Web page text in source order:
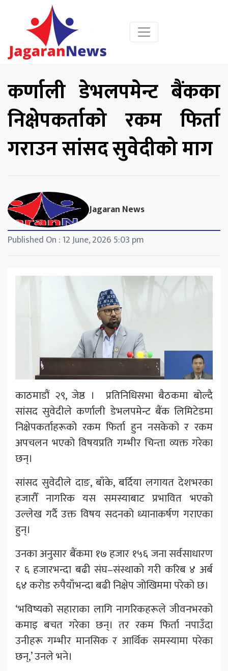
कर्णाली डेभलपमेन्ट बैंकका
निक्षेपकर्ताको रकम फिर्ता
गराउन सांसद सुवेदीको माग
Jagaran News
Published On : 12 June, 2026 5:03 pm
काठमाडौं २९, जेष्ठ । प्रतिनिधिसभा बैठकमा बोल्दै
सांसद सुवेदीले कर्णाली डेभलपमेन्ट बैंक लिमिटेडमा
निक्षेपकर्ताहरूको रकम फिर्ता हुन नसकेको र रकम
अपचलन भएको विषयप्रति गम्भीर चिन्ता व्यक्त गरेका
छन्।
सांसद सुवेदीले दाङ, बाँके, बर्दिया लगायत देशभरका
हजारौँ नागरिक यस समस्याबाट प्रभावित भएको
उल्लेख गर्दै उक्त विषय सदनको ध्यानाकर्षण गराएका
हुन्।
उनका अनुसार बैंकमा १७ हजार १५६ जना सर्वसाधारण
र ६ हजारभन्दा बढी संघ–संस्थाको गरी करिब ४ अर्ब
६४ करोड रुपैयाँभन्दा बढी निक्षेप जोखिममा परेको छ।
‘भविष्यको सहाराका लागि नागरिकहरूले जीवनभरको
कमाइ बचत गरेका छन्। तर रकम फिर्ता नपाउँदा
उनीहरू गम्भीर मानसिक र आर्थिक समस्यामा परेका
छन्,’ उनले भने।